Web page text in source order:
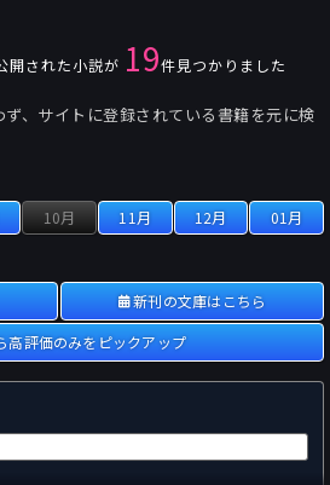
開された小説が 19件見つかりました
、サイトに登録されている書籍を元に検
10月 11月 12月 01月
新刊の文庫はこちら
高評価のみをピックアップ